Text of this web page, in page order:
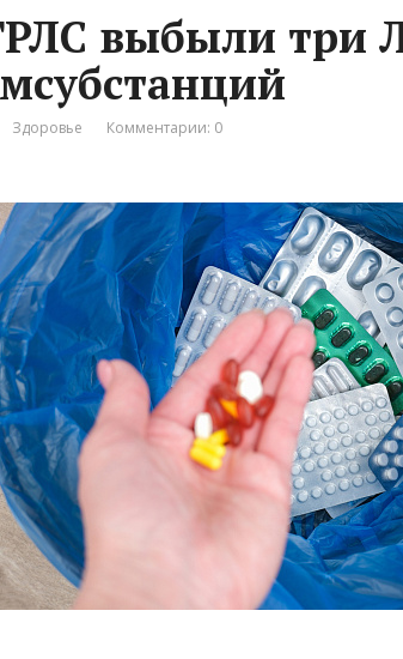
выбыли три
Здоровье Комментарии: 0